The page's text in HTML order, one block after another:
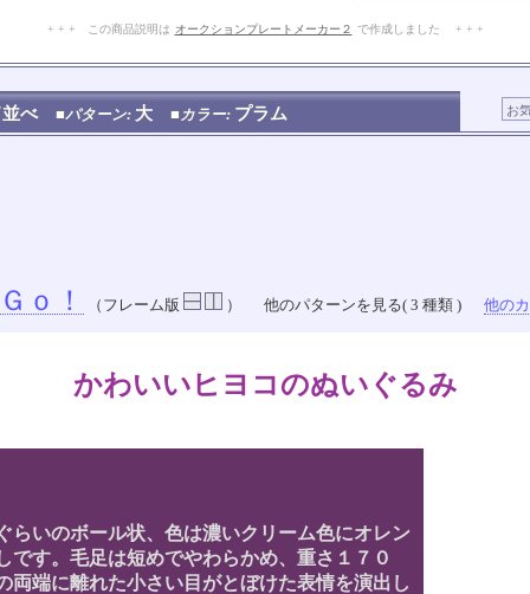
+ + + この商品説明は オークションプレートメーカー２ で作成しました + + +
並べ ■パターン: 大 ■カラー: プラム
ｏ！ （フレーム版 ） 他のパターンを見る( 3 種類 ) 他の
かわいいヒヨコのぬいぐるみ
らいのボール状、色は濃いクリーム色にオレン
です。毛足は短めでやわらかめ、重さ１７０
両端に離れた小さい目がとぼけた表情を演出し